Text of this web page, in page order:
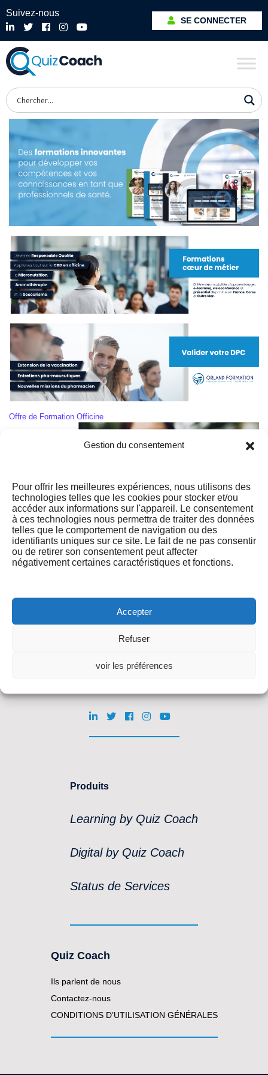
Gestion du consentement
Pour offrir les meilleures expériences, nous utilisons des
technologies telles que les cookies pour stocker et/ou
accéder aux informations sur l'appareil. Le consentement
à ces technologies nous permettra de traiter des données
telles que le comportement de navigation ou des
identifiants uniques sur ce site. Le fait de ne pas consentir
ou de retirer son consentement peut affecter
négativement certaines caractéristiques et fonctions.
Accepter
Refuser
voir les préférences
Suivez-nous
SE CONNECTER
Offre de Formation Officine
Offre de Formation Naturopathie Download
quiz-coach.com
Produits
Learning by Quiz Coach
Digital by Quiz Coach
Status de Services
Quiz Coach
Ils parlent de nous
Contactez-nous
CONDITIONS D’UTILISATION GÉNÉRALES